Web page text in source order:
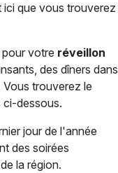
ici que vous trouverez
pour votre réveillon
des dîners dans
trouverez le
ci-dessous.
jour de l'année
des soirées
la région.